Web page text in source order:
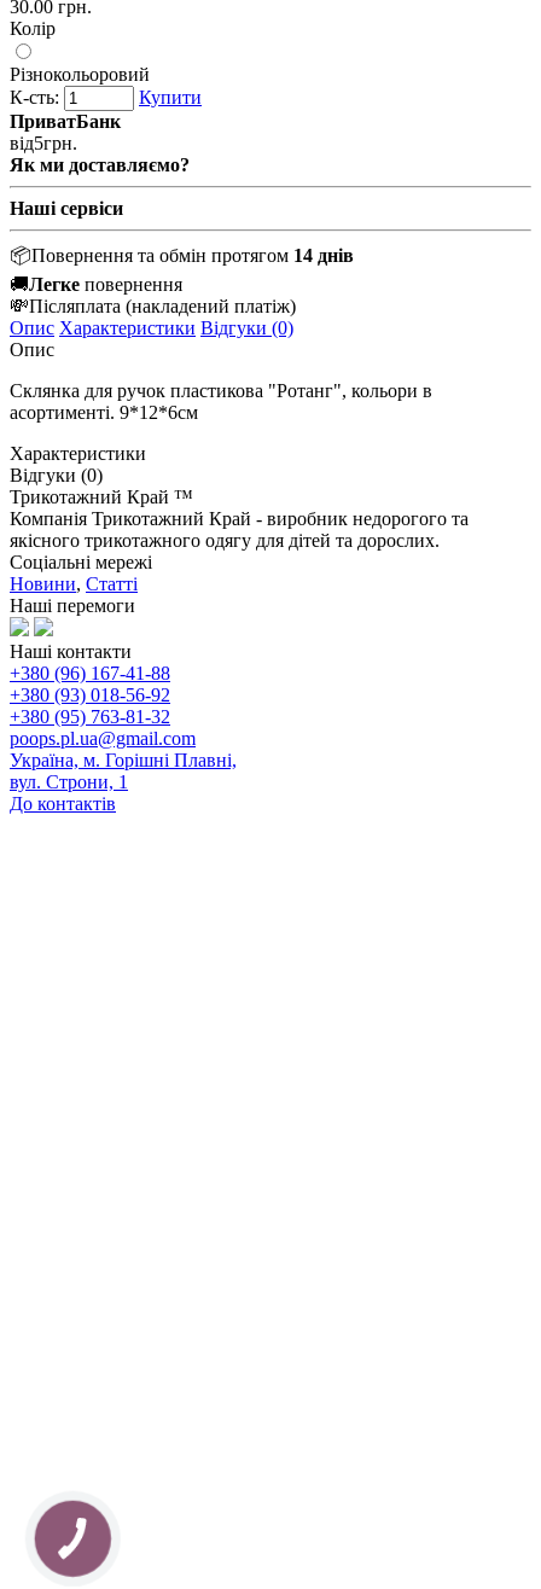
30.00 грн.
Колір
Різнокольоровий
К-сть:
Купити
ПриватБанк
від5грн.
Як ми доставляємо?
Наші сервіси
📦Повернення та обмін протягом 14 днів
🚚Легке повернення
💸Післяплата (накладений платіж)
Опис Характеристики Відгуки (0)
Опис
Склянка для ручок пластикова "Ротанг", кольори в
асортименті. 9*12*6см
Характеристики
Відгуки (0)
Трикотажний Край ™
Компанія Трикотажний Край - виробник недорогого та
якісного трикотажного одягу для дітей та дорослих.
Соціальні мережі
Новини, Статті
Наші перемоги
Наші контакти
+380 (96) 167-41-88
+380 (93) 018-56-92
+380 (95) 763-81-32
poops.pl.ua@gmail.com
Україна, м. Горішні Плавні,
вул. Строни, 1
До контактів